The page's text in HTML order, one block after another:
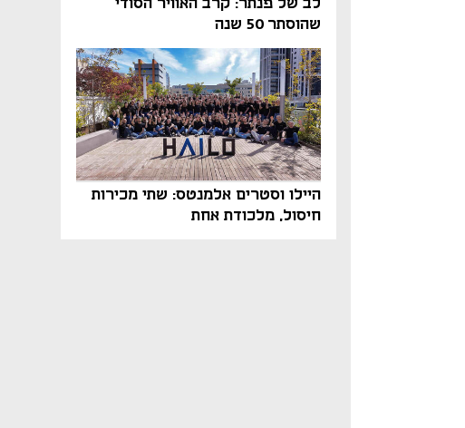
לב של פנתר: קרב האוויר הסודי
שהוסתר 50 שנה
היילו וסטרים אלמנטס: שתי מכירות
חיסול, מלכודת אחת